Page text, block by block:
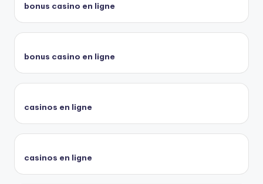
bonus casino en ligne
bonus casino en ligne
casinos en ligne
casinos en ligne